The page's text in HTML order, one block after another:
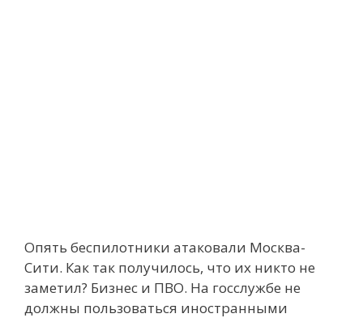
Опять беспилотники атаковали Москва-
Сити. Как так получилось, что их никто не
заметил? Бизнес и ПВО. На госслужбе не
должны пользоваться иностранными